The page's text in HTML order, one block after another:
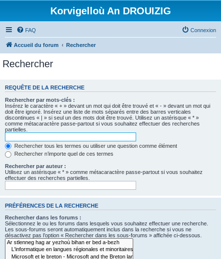
Korvigelloù An DROUIZIG
FAQ Connexion
Accueil du forum Rechercher
Rechercher
REQUÊTE DE LA RECHERCHE
Rechercher par mots-clés :
Insérez le caractère « + » devant un mot qui doit être trouvé et « - » devant un mot qui
doit être ignoré. Insérez une liste de mots séparés entre des barres verticales
discontinues « | » si seul un des mots doit être trouvé. Utilisez un astérisque « * »
comme métacaractère passe-partout si vous souhaitez effectuer des recherches
partielles.
Rechercher tous les termes ou utiliser une question comme élément
Rechercher n’importe quel de ces termes
Rechercher par auteur :
Utilisez un astérisque « * » comme métacaractère passe-partout si vous souhaitez
effectuer des recherches partielles.
PRÉFÉRENCES DE LA RECHERCHE
Rechercher dans les forums :
Sélectionnez le ou les forums dans lesquels vous souhaitez effectuer une recherche.
Les sous-forums seront automatiquement inclus dans la recherche si vous ne
désactivez pas l’option « Rechercher dans les sous-forums » affichée ci-dessous.